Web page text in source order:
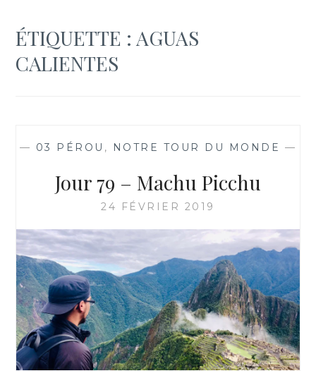
ÉTIQUETTE : AGUAS
CALIENTES
— 03 PÉROU , NOTRE TOUR DU MONDE —
Jour 79 – Machu Picchu
24 FÉVRIER 2019